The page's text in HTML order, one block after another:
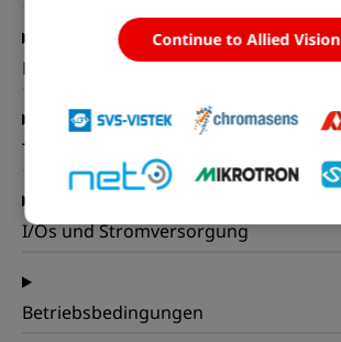
Bildgebungsleistung
Timing und Verstärkung
I/Os und Stromversorgung
Betriebsbedingungen
Continue to Allied Vision